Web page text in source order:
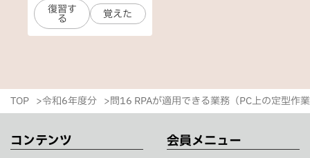
復習す
る 覚えた
TOP 令和6年度分 問16 RPAが適用できる業務（PC上の定型作
コンテンツ 会員メニュー